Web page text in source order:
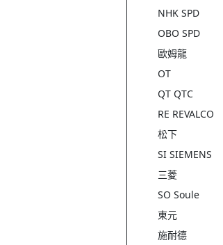
NHK SPD
OBO SPD
歐姆龍
OT
QT QTC
RE REVALCO
松下
SI SIEMENS
三菱
SO Soule
東元
施耐德